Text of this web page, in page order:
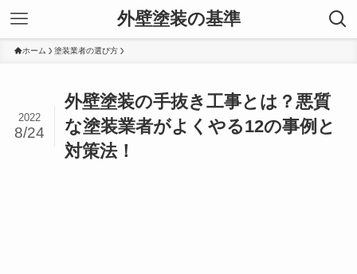
外壁塗装の基準
ホーム 塗装業者の選び方
外壁塗装の手抜き工事とは？悪質
な塗装業者がよくやる12の事例と
対策法！
2022
8/24